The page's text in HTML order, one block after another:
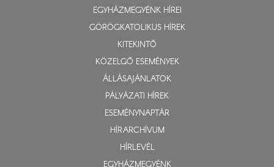
EGYHÁZMEGYÉNK HÍREI
GÖRÖGKATOLIKUS HÍREK
KITEKINTŐ
KÖZELGŐ ESEMÉNYEK
ÁLLÁSAJÁNLATOK
PÁLYÁZATI HÍREK
ESEMÉNYNAPTÁR
HÍRARCHÍVUM
HÍRLEVÉL
EGYHÁZMEGYÉNK